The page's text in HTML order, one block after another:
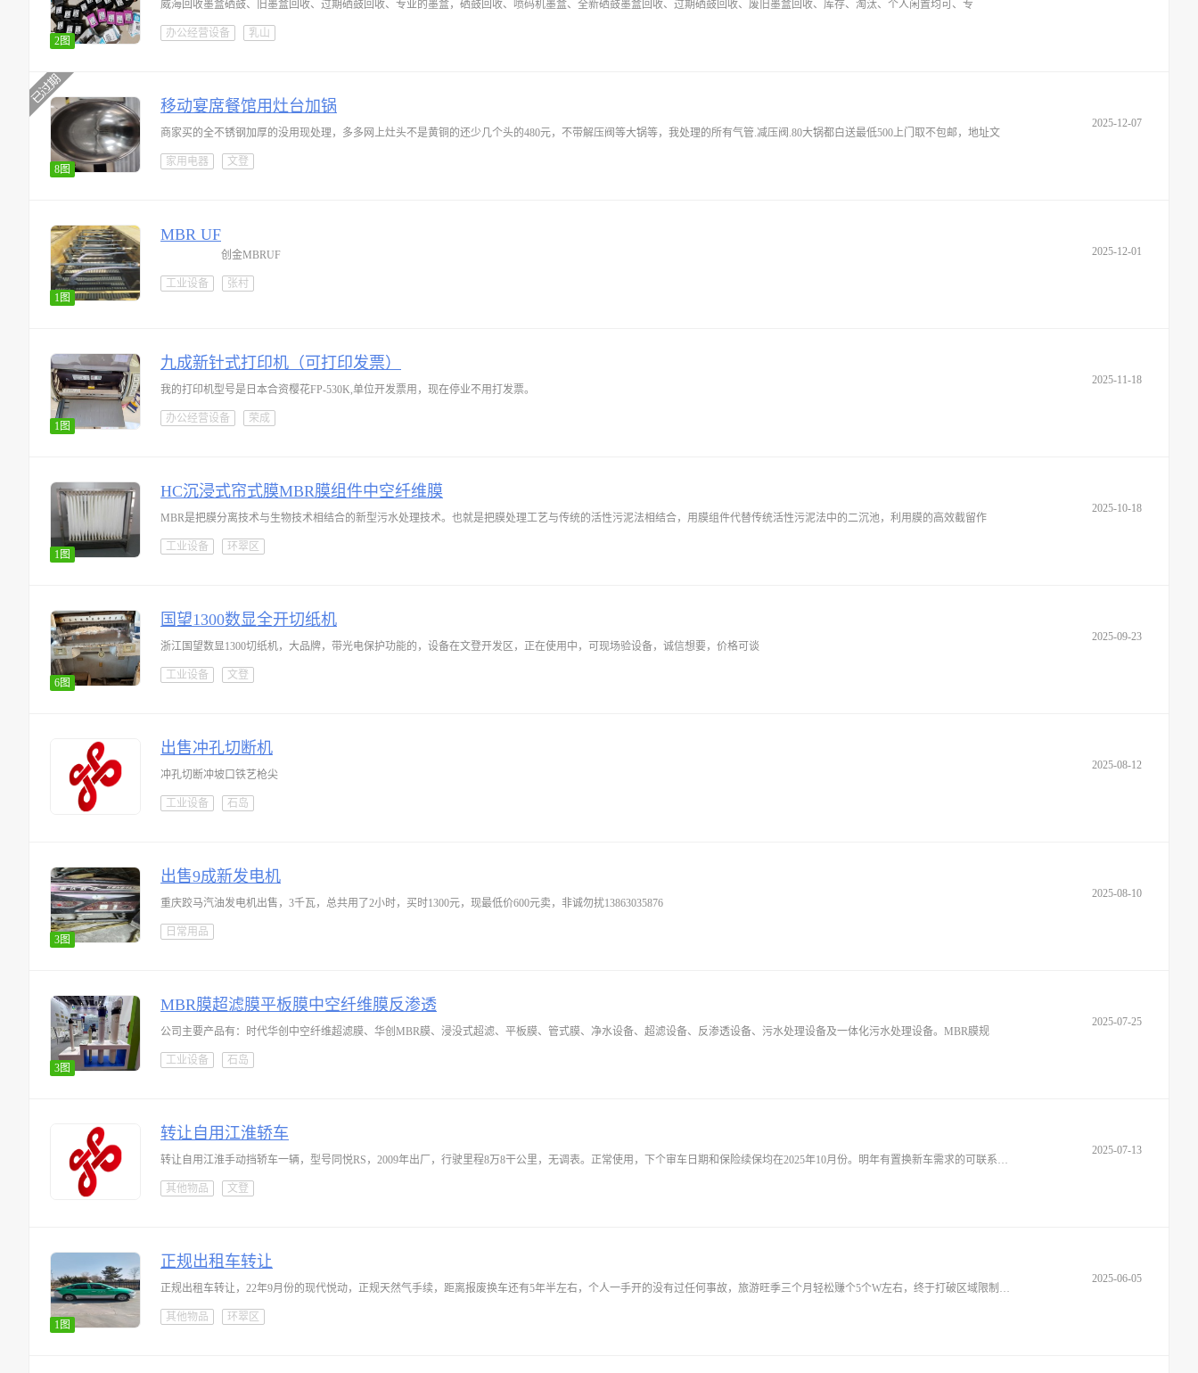
2图
威海回收墨盒硒鼓、旧墨盒回收、过期硒鼓回收、专业的墨盒，硒鼓回收、喷码机墨盒、全新硒鼓墨盒回收、过期硒鼓回收、废旧墨盒回收、库存、淘汰、个人闲置均可、专
办公经营设备 乳山
8图
2025-12-07
移动宴席餐馆用灶台加锅
商家买的全不锈钢加厚的没用现处理，多多网上灶头不是黄铜的还少几个头的480元，不带解压阀等大锅等，我处理的所有气管.减压阀.80大锅都白送最低500上门取不包邮，地址文
家用电器 文登
1图
2025-12-01
MBR UF
创金MBRUF
工业设备 张村
1图
2025-11-18
九成新针式打印机（可打印发票）
我的打印机型号是日本合资樱花FP-530K,单位开发票用，现在停业不用打发票。
办公经营设备 荣成
1图
2025-10-18
HC沉浸式帘式膜MBR膜组件中空纤维膜
MBR是把膜分离技术与生物技术相结合的新型污水处理技术。也就是把膜处理工艺与传统的活性污泥法相结合，用膜组件代替传统活性污泥法中的二沉池，利用膜的高效截留作
工业设备 环翠区
6图
2025-09-23
国望1300数显全开切纸机
浙江国望数显1300切纸机，大品牌，带光电保护功能的，设备在文登开发区，正在使用中，可现场验设备，诚信想要，价格可谈
工业设备 文登
2025-08-12
出售冲孔切断机
冲孔切断冲坡口铁艺枪尖
工业设备 石岛
3图
2025-08-10
出售9成新发电机
重庆跤马汽油发电机出售，3千瓦，总共用了2小时，买时1300元，现最低价600元卖，非诚勿扰13863035876
日常用品
3图
2025-07-25
MBR膜超滤膜平板膜中空纤维膜反渗透
公司主要产品有：时代华创中空纤维超滤膜、华创MBR膜、浸没式超滤、平板膜、管式膜、净水设备、超滤设备、反渗透设备、污水处理设备及一体化污水处理设备。MBR膜规
工业设备 石岛
2025-07-13
转让自用江淮轿车
转让自用江淮手动挡轿车一辆，型号同悦RS，2009年出厂，行驶里程8万8干公里，无调表。正常使用，下个审车日期和保险续保均在2025年10月份。明年有置换新车需求的可联系看车
其他物品 文登
1图
2025-06-05
正规出租车转让
正规出租车转让，22年9月份的现代悦动，正规天然气手续，距离报废换车还有5年半左右，个人一手开的没有过任何事故，旅游旺季三个月轻松赚个5个W左右，终于打破区域限制了，威海
其他物品 环翠区